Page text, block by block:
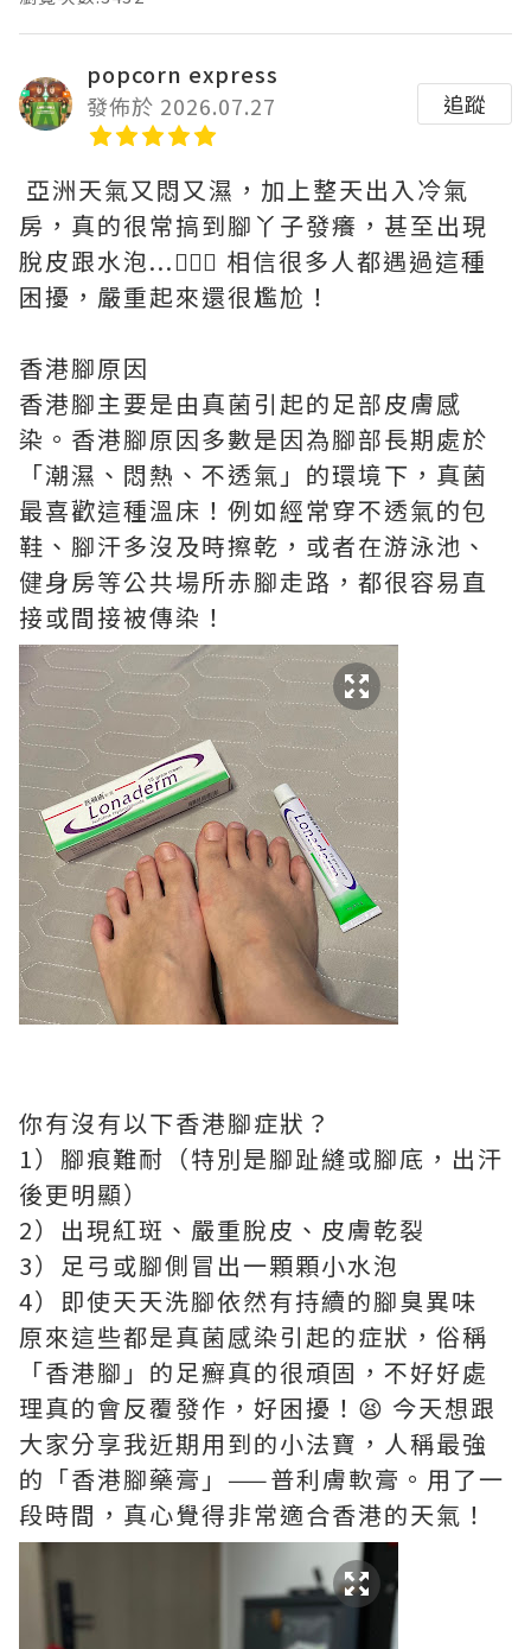
popcorn express
發佈於 2026.07.27
追蹤
亞洲天氣又悶又濕，加上整天出入冷氣
房，真的很常搞到腳丫子發癢，甚至出現
脫皮跟水泡...🤦🏻‍♀️ 相信很多人都遇過這種
困擾，嚴重起來還很尷尬！
香港腳原因
香港腳主要是由真菌引起的足部皮膚感
染。香港腳原因多數是因為腳部長期處於
「潮濕、悶熱、不透氣」的環境下，真菌
最喜歡這種溫床！例如經常穿不透氣的包
鞋、腳汗多沒及時擦乾，或者在游泳池、
健身房等公共場所赤腳走路，都很容易直
接或間接被傳染！
你有沒有以下香港腳症狀？
1）腳痕難耐（特別是腳趾縫或腳底，出汗
後更明顯）
2）出現紅斑、嚴重脫皮、皮膚乾裂
3）足弓或腳側冒出一顆顆小水泡
4）即使天天洗腳依然有持續的腳臭異味
原來這些都是真菌感染引起的症狀，俗稱
「香港腳」的足癬真的很頑固，不好好處
理真的會反覆發作，好困擾！😫 今天想跟
大家分享我近期用到的小法寶，人稱最強
的「香港腳藥膏」——普利膚軟膏。用了一
段時間，真心覺得非常適合香港的天氣！